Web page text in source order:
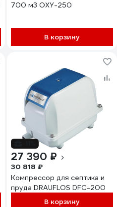
700 м3 OXY-250
В корзину
27 390 ₽
30 818 ₽
Компрессор для септика и
пруда DRAUFLOS DFC-200
В корзину